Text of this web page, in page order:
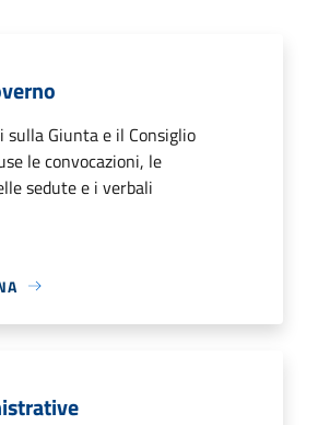
sulla Giunta e il Consiglio
le convocazioni, le
sedute e i verbali